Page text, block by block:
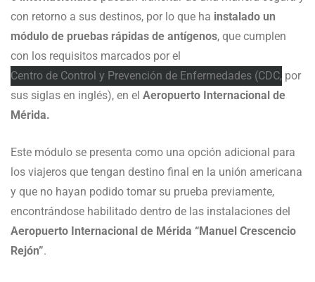
con retorno a sus destinos, por lo que ha instalado un
módulo de pruebas rápidas de antígenos, que cumplen
con los requisitos marcados por el
Centro de Control y Prevención de Enfermedades (CDC, por
sus siglas en inglés), en el Aeropuerto Internacional de
Mérida.
Este módulo se presenta como una opción adicional para
los viajeros que tengan destino final en la unión americana
y que no hayan podido tomar su prueba previamente,
encontrándose habilitado dentro de las instalaciones del
Aeropuerto Internacional de Mérida “Manuel Crescencio
Rejón”.